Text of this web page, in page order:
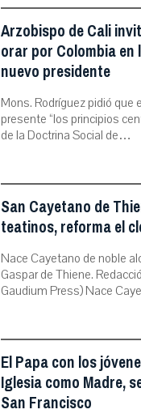
Arzobispo de Cali
orar por Colombia en
nuevo presidente
Mons. Rodríguez pidió que
presente “los principios
de la Doctrina Social de…
San Cayetano de
teatinos, reforma el
Nace Cayetano de noble
Gaspar de Thiene.
Gaudium Press) Nace
El Papa con los
Iglesia como Madre,
San Francisco